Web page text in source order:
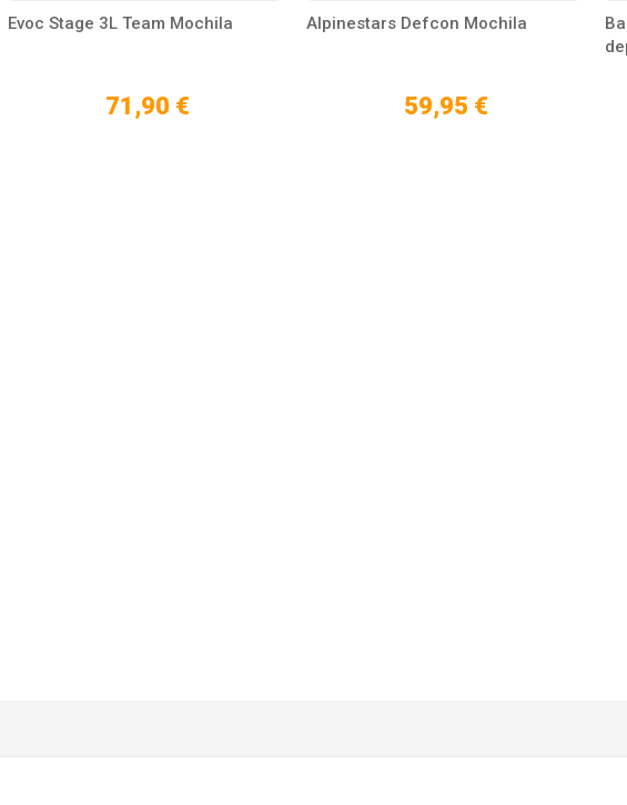
Evoc Stage 3L Team Mochila
71,90 €
Alpinestars Defcon Mochila
59,95 €